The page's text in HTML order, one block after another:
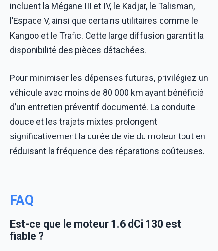
incluent la Mégane III et IV, le Kadjar, le Talisman,
l’Espace V, ainsi que certains utilitaires comme le
Kangoo et le Trafic. Cette large diffusion garantit la
disponibilité des pièces détachées.
Pour minimiser les dépenses futures, privilégiez un
véhicule avec moins de 80 000 km ayant bénéficié
d’un entretien préventif documenté. La conduite
douce et les trajets mixtes prolongent
significativement la durée de vie du moteur tout en
réduisant la fréquence des réparations coûteuses.
FAQ
Est-ce que le moteur 1.6 dCi 130 est
fiable ?